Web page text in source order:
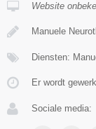
Website
Manuele
Diensten:
Er wordt
Sociale media: